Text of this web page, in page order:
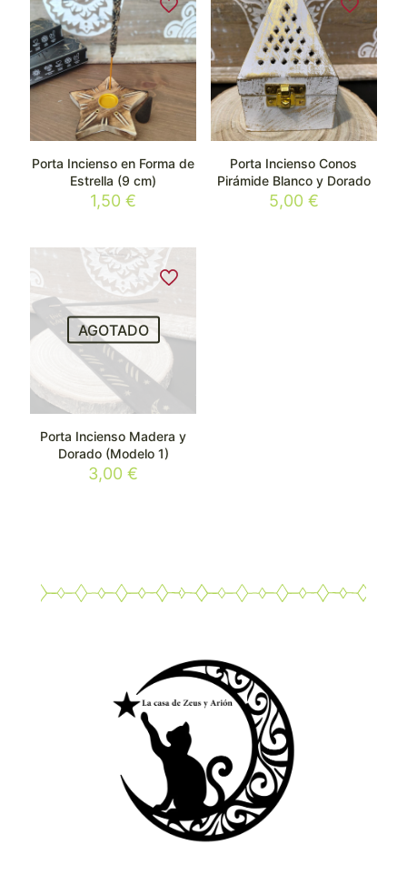
Porta Incienso en Forma de
Estrella (9 cm)
1,50€
Porta Incienso Conos
Pirámide Blanco y Dorado
5,00 €
AGOTADO
Porta Incienso Madera y
Dorado (Modelo 1)
3,00€